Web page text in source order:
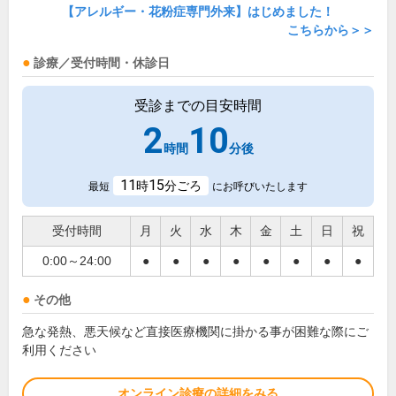
【アレルギー・花粉症専門外来】はじめました！
こちらから＞＞
診療／受付時間・休診日
受診までの目安時間
2時間10分後
最短 11時15分ごろ にお呼びいたします
受付時間 月 火 水 木 金 土 日 祝
0:00～24:00 ● ● ● ● ● ● ● ●
その他
急な発熱、悪天候など直接医療機関に掛かる事が困難な際にご
利用ください